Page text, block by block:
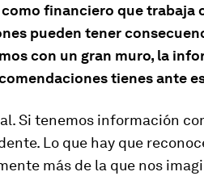
financiero que trabaja
pueden tener
con un gran muro, la
tienes ante
Si tenemos información
Lo que hay que
más de la que nos